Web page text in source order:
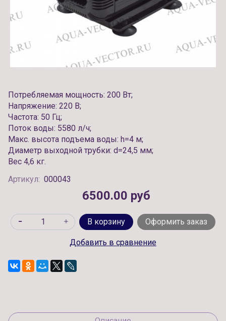
Потребляемая мощность: 200 Вт;
Напряжение: 220 В;
Частота: 50 Гц;
Поток воды: 5580 л/ч;
Макс. высота подъема воды: h=4 м;
Диаметр выходной трубки: d=24,5 мм;
Вес 4,6 кг.
Артикул: 000043
6500.00 руб
В корзину Оформить заказ
Добавить в сравнение